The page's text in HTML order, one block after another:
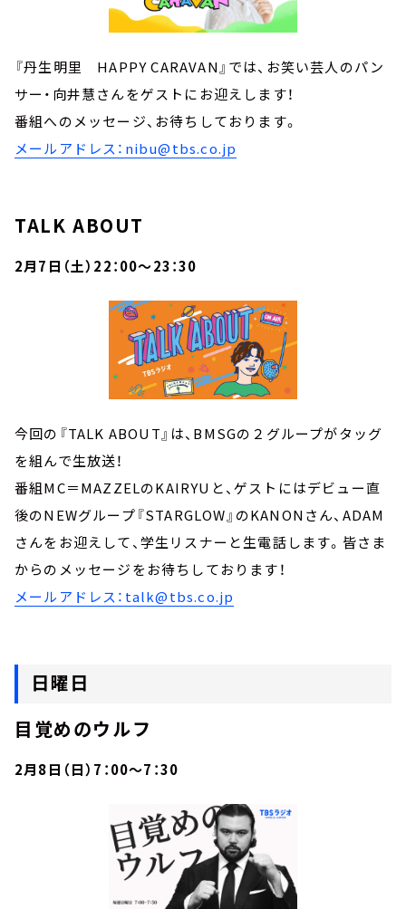
『丹生明里 HAPPY CARAVAN』では、お笑い芸人のパン
サー・向井慧さんをゲストにお迎えします！
番組へのメッセージ、お待ちしております。
メールアドレス：nibu@tbs.co.jp
TALK ABOUT
2月7日（土）22：00～23：30
今回の『TALK ABOUT』は、BMSGの２グループがタッグ
を組んで生放送！
番組MC＝MAZZELのKAIRYUと、ゲストにはデビュー直
後のNEWグループ『STARGLOW』のKANONさん、ADAM
さんをお迎えして、学生リスナーと生電話します。皆さま
からのメッセージをお待ちしております！
メールアドレス：talk@tbs.co.jp
日曜日
目覚めのウルフ
2月8日（日）7：00～7：30